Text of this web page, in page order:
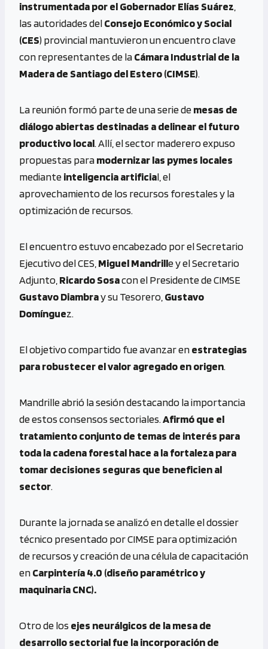
o
o
k
n
g
er
Li
n
k
a
m
s
A
p
p
instrumentada por el Gobernador Elías Suárez
las autoridades delConsejo Económico y Social
(CES) provincial mantuvieron un encuentro clave
con representantes de laCámara Industrial de la
Madera de Santiago del Estero (CIMSE).
La reunión formó parte de una serie demesas de
diálogo abiertas destinadas a delinear el futuro
productivo local. Allí, el sector maderero expuso
propuestas paramodernizar las pymes locales
medianteinteligencia artificial, el
aprovechamiento de los recursos forestales y la
optimización de recursos.
El encuentro estuvo encabezado por el Secretario
Ejecutivo del CES, Miguel Mandrille y el Secretario
Adjunto, Ricardo Sosacon el Presidente de CIMSE
Gustavo Diambray su Tesorero, Gustavo
Domínguez.
El objetivo compartido fue avanzar enestrategias
para robustecer el valor agregado en origen.
Mandrille abrió la sesión destacando la importancia
de estos consensos sectoriales.Afirmó que el
tratamiento conjunto de temas de interés para
toda la cadena forestal hace a la fortaleza para
tomar decisiones seguras que beneficien al
sector.
Durante la jornada se analizó en detalle el dossier
técnico presentado por CIMSE para optimización
de recursos y creación de una célula de capacitación
enCarpintería 4.0 (diseño paramétrico y
maquinaria CNC).
Otro de los ejes neurálgicos de la mesa de
desarrollo sectorial fue la incorporación de